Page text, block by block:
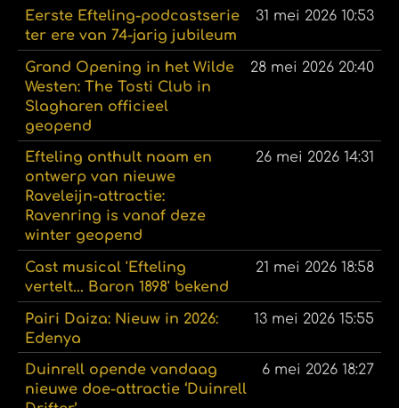
Eerste Efteling-podcastserie
ter ere van 74-jarig jubileum
31 mei 2026 10:53
Grand Opening in het Wilde
Westen: The Tosti Club in
Slagharen officieel
geopend
28 mei 2026 20:40
Efteling onthult naam en
ontwerp van nieuwe
Raveleijn-attractie:
Ravenring is vanaf deze
winter geopend
26 mei 2026 14:31
Cast musical 'Efteling
vertelt... Baron 1898' bekend
21 mei 2026 18:58
Pairi Daiza: Nieuw in 2026:
Edenya
13 mei 2026 15:55
Duinrell opende vandaag
nieuwe doe-attractie ‘Duinrell
6 mei 2026 18:27